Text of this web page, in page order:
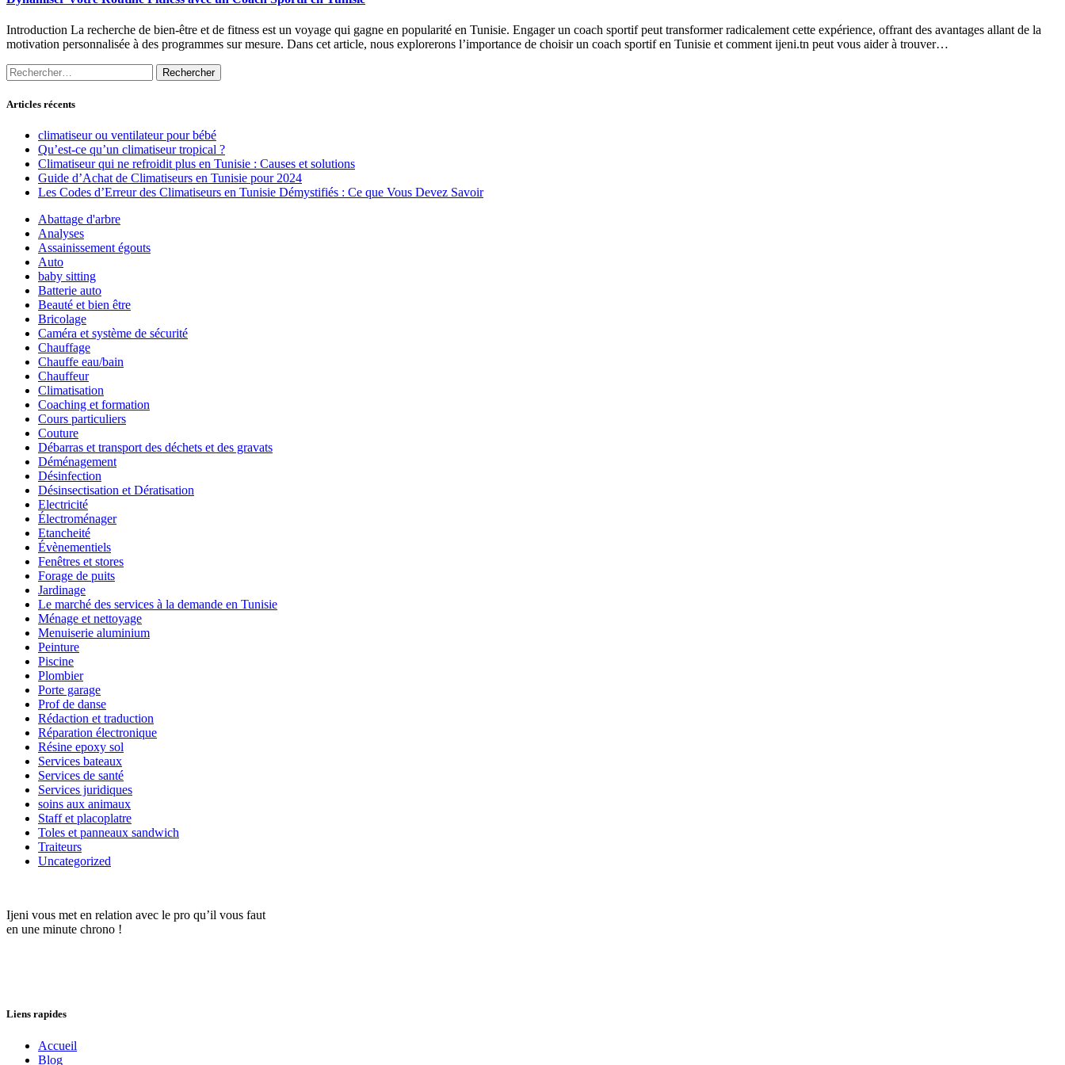
Introduction La recherche de bien-être et de fitness est un voyage qui gagne en popularité en Tunisie. Engager un coach sportif peut transformer radicalement cette expérience, offrant des avantages allant de la
motivation personnalisée à des programmes sur mesure. Dans cet article, nous explorerons l’importance de choisir un coach sportif en Tunisie et comment ijeni.tn peut vous aider à trouver…
Rechercher :
Articles récents
climatiseur ou ventilateur pour bébé
Qu’est-ce qu’un climatiseur tropical ?
Climatiseur qui ne refroidit plus en Tunisie : Causes et solutions
Guide d’Achat de Climatiseurs en Tunisie pour 2024
Les Codes d’Erreur des Climatiseurs en Tunisie Démystifiés : Ce que Vous Devez Savoir
Abattage d'arbre
Analyses
Assainissement égouts
Auto
baby sitting
Batterie auto
Beauté et bien être
Bricolage
Caméra et système de sécurité
Chauffage
Chauffe eau/bain
Chauffeur
Climatisation
Coaching et formation
Cours particuliers
Couture
Débarras et transport des déchets et des gravats
Déménagement
Désinfection
Désinsectisation et Dératisation
Electricité
Électroménager
Etancheité
Évènementiels
Fenêtres et stores
Forage de puits
Jardinage
Le marché des services à la demande en Tunisie
Ménage et nettoyage
Menuiserie aluminium
Peinture
Piscine
Plombier
Porte garage
Prof de danse
Rédaction et traduction
Réparation électronique
Résine epoxy sol
Services bateaux
Services de santé
Services juridiques
soins aux animaux
Staff et placoplatre
Toles et panneaux sandwich
Traiteurs
Uncategorized
Ijeni vous met en relation avec le pro qu’il vous faut
en une minute chrono !
Liens rapides
Accueil
Blog